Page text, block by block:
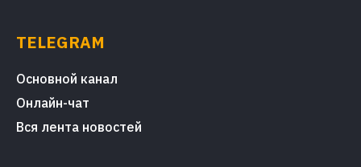
TELEGRAM
Основной канал
Онлайн-чат
Вся лента новостей